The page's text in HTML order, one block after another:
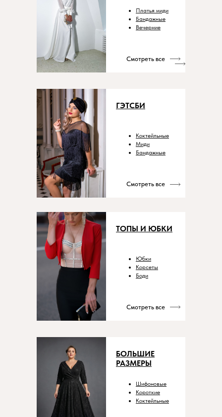
Платья миди
Бандажные
Вечерние
Смотреть все
ГЭТСБИ
Коктейльные
Миди
Бандажные
Смотреть все
ТОПЫ И ЮБКИ
Юбки
Корсеты
Боди
Смотреть все
БОЛЬШИЕ
РАЗМЕРЫ
Шифоновые
Короткие
Коктейльные